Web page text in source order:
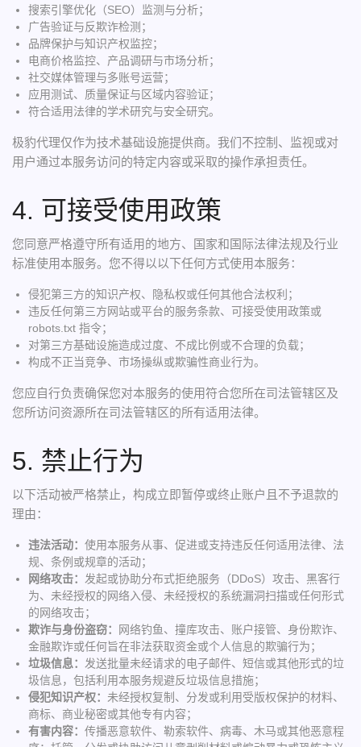
搜索引擎优化（SEO）监测与分析；
广告验证与反欺诈检测；
品牌保护与知识产权监控；
电商价格监控、产品调研与市场分析；
社交媒体管理与多账号运营；
应用测试、质量保证与区域内容验证；
符合适用法律的学术研究与安全研究。
极豹代理仅作为技术基础设施提供商。我们不控制、监视或对
用户通过本服务访问的特定内容或采取的操作承担责任。
4. 可接受使用政策
您同意严格遵守所有适用的地方、国家和国际法律法规及行业
标准使用本服务。您不得以以下任何方式使用本服务：
侵犯第三方的知识产权、隐私权或任何其他合法权利；
违反任何第三方网站或平台的服务条款、可接受使用政策或
robots.txt 指令；
对第三方基础设施造成过度、不成比例或不合理的负载；
构成不正当竞争、市场操纵或欺骗性商业行为。
您应自行负责确保您对本服务的使用符合您所在司法管辖区及
您所访问资源所在司法管辖区的所有适用法律。
5. 禁止行为
以下活动被严格禁止，构成立即暂停或终止账户且不予退款的
理由：
违法活动： 使用本服务从事、促进或支持违反任何适用法律、法
规、条例或规章的活动；
网络攻击： 发起或协助分布式拒绝服务（DDoS）攻击、黑客行
为、未经授权的网络入侵、未经授权的系统漏洞扫描或任何形式
的网络攻击；
欺诈与身份盗窃：
网络钓鱼、撞库攻击、账户接管、身份欺诈、
金融欺诈或任何旨在非法获取资金或个人信息的欺骗行为；
垃圾信息： 发送批量未经请求的电子邮件、短信或其他形式的垃
圾信息，包括利用本服务规避反垃圾信息措施；
侵犯知识产权： 未经授权复制、分发或利用受版权保护的材料、
商标、商业秘密或其他专有内容；
有害内容： 传播恶意软件、勒索软件、病毒、木马或其他恶意程